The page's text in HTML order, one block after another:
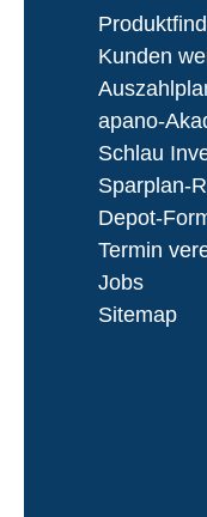
Kunden
apano-
Schlau
Sparplan-
Depot-
Termin
Jobs
Sitemap